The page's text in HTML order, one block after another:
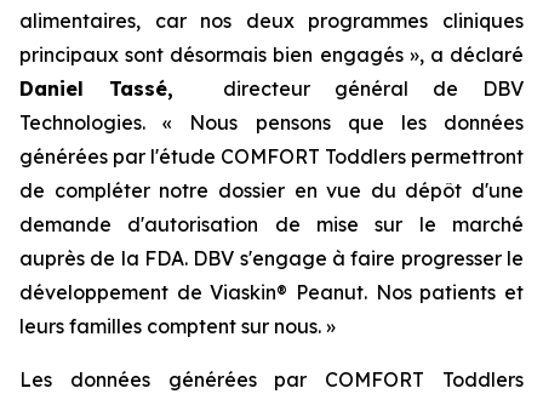
alimentaires, car nos deux programmes cliniques
principaux sont désormais bien engagés », a déclaré
Daniel Tassé,
directeur général de DBV
Technologies. « Nous pensons que les données
générées par l'étude COMFORT Toddlers permettront
de compléter notre dossier en vue du dépôt d'une
demande d'autorisation de mise sur le marché
auprès de la FDA. DBV s'engage à faire progresser le
développement de Viaskin® Peanut. Nos patients et
leurs familles comptent sur nous. »
Les données générées par COMFORT Toddlers